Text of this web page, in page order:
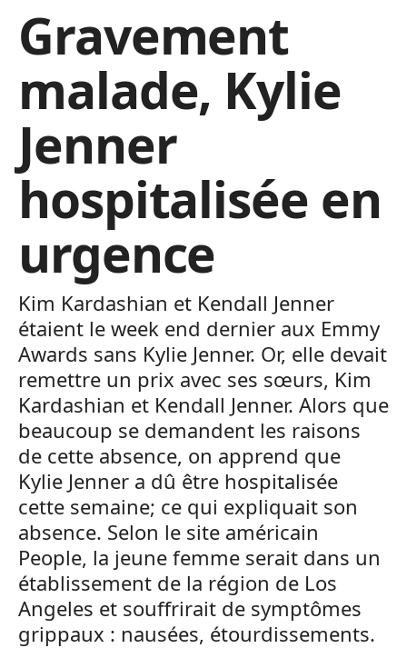
Gravement
malade, Kylie
Jenner
hospitalisée en
urgence
Kim Kardashian et Kendall Jenner
étaient le week end dernier aux Emmy
Awards sans Kylie Jenner. Or, elle devait
remettre un prix avec ses sœurs, Kim
Kardashian et Kendall Jenner. Alors que
beaucoup se demandent les raisons
de cette absence, on apprend que
Kylie Jenner a dû être hospitalisée
cette semaine; ce qui expliquait son
absence. Selon le site américain
People, la jeune femme serait dans un
établissement de la région de Los
Angeles et souffrirait de symptômes
grippaux : nausées, étourdissements.